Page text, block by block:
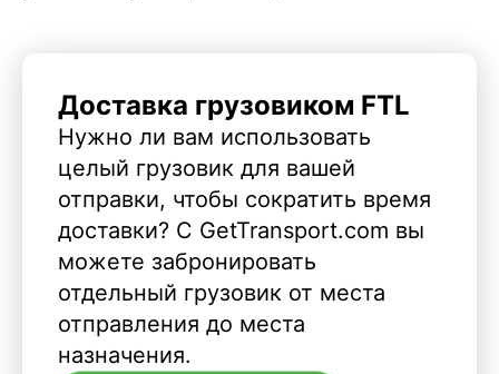
Доставка грузовиком FTL
Нужно ли вам использовать
целый грузовик для вашей
отправки, чтобы сократить время
доставки? С GetTransport.com вы
можете забронировать
отдельный грузовик от места
отправления до места
назначения.